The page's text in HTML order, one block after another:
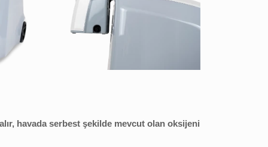
havada serbest şekilde mevcut olan oksijeni